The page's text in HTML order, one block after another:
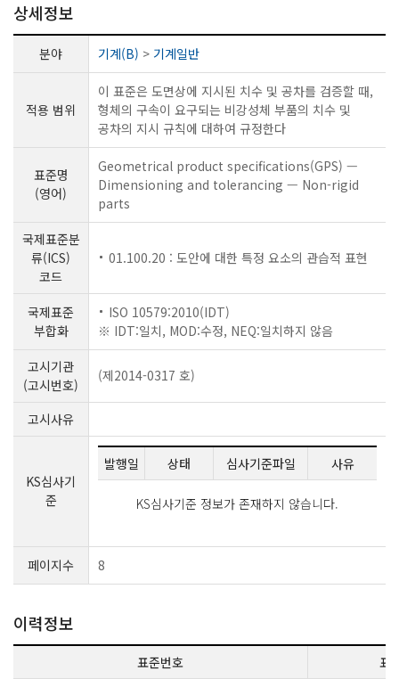
상세정보
분야 기계(B) > 기계일반
적용 범위
이 표준은 도면상에 지시된 치수 및 공차를 검증할 때,
형체의 구속이 요구되는 비강성체 부품의 치수 및
공차의 지시 규칙에 대하여 규정한다
표준명
(영어)
Geometrical product specifications(GPS) —
Dimensioning and tolerancing — Non-rigid
parts
국제표준분
류(ICS)
코드
01.100.20 : 도안에 대한 특정 요소의 관습적 표현
국제표준
부합화
ISO 10579:2010(IDT)
※ IDT:일치, MOD:수정, NEQ:일치하지 않음
고시기관
(고시번호)
(제2014-0317 호)
고시사유
KS심사기
준
발행일 상태 심사기준파일 사유
KS심사기준 정보가 존재하지 않습니다.
페이지수 8
이력정보
표준번호 표